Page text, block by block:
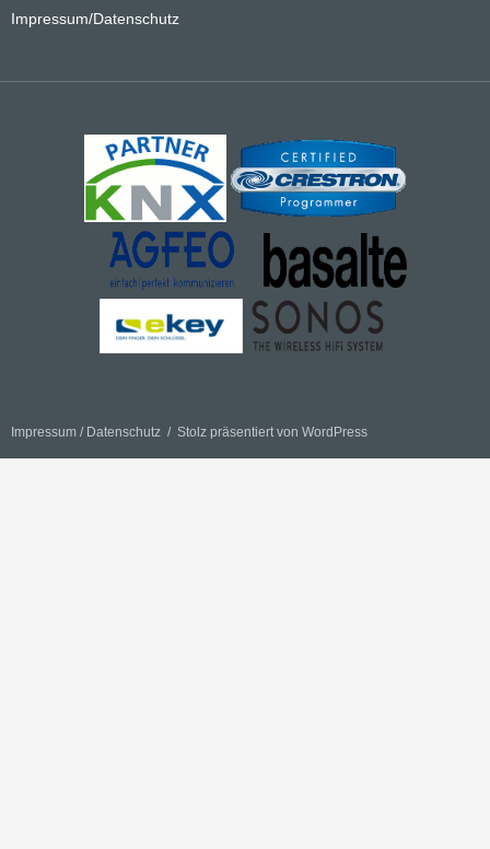
Impressum/Datenschutz
Impressum / Datenschutz Stolz präsentiert von WordPress